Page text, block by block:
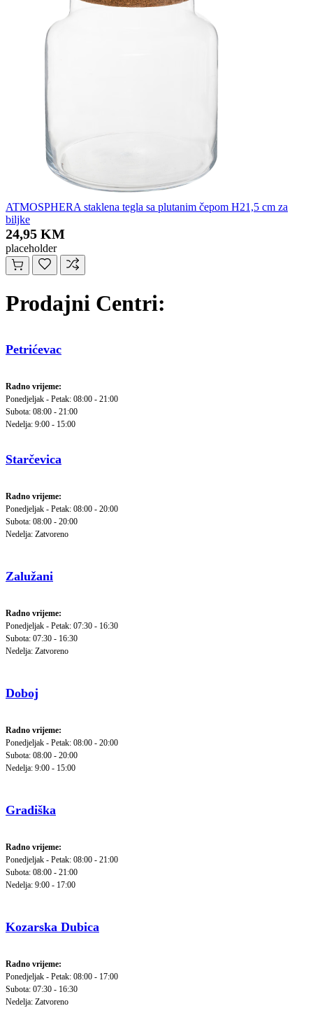
ATMOSPHERA staklena tegla sa plutanim čepom H21,5 cm za
biljke
24,95 KM
placeholder
Prodajni Centri:
Petrićevac
Radno vrijeme:
Ponedjeljak - Petak: 08:00 - 21:00
Subota: 08:00 - 21:00
Nedelja: 9:00 - 15:00
Starčevica
Radno vrijeme:
Ponedjeljak - Petak: 08:00 - 20:00
Subota: 08:00 - 20:00
Nedelja: Zatvoreno
Zalužani
Radno vrijeme:
Ponedjeljak - Petak: 07:30 - 16:30
Subota: 07:30 - 16:30
Nedelja: Zatvoreno
Doboj
Radno vrijeme:
Ponedjeljak - Petak: 08:00 - 20:00
Subota: 08:00 - 20:00
Nedelja: 9:00 - 15:00
Gradiška
Radno vrijeme:
Ponedjeljak - Petak: 08:00 - 21:00
Subota: 08:00 - 21:00
Nedelja: 9:00 - 17:00
Kozarska Dubica
Radno vrijeme:
Ponedjeljak - Petak: 08:00 - 17:00
Subota: 07:30 - 16:30
Nedelja: Zatvoreno